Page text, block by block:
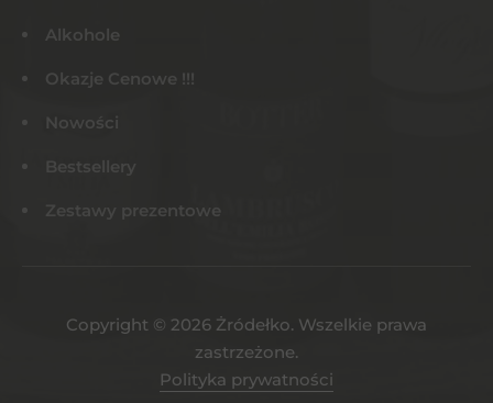
Alkohole
Okazje Cenowe !!!
Nowości
Bestsellery
Zestawy prezentowe
Copyright © 2026 Żródełko. Wszelkie prawa
zastrzeżone.
Polityka prywatności